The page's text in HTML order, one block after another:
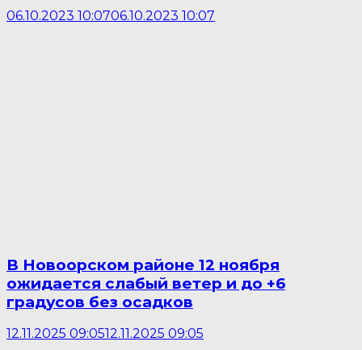
06.10.2023 10:0706.10.2023 10:07
В Новоорском районе 12 ноября
ожидается слабый ветер и до +6
градусов без осадков
12.11.2025 09:0512.11.2025 09:05